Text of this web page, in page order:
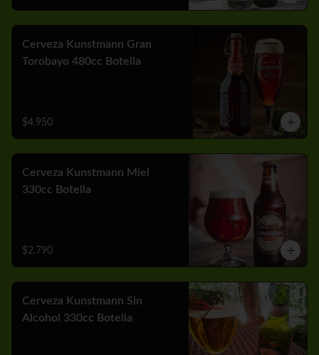
Cerveza Kunstmann Gran
Torobayo 480cc Botella
$4.950
Cerveza Kunstmann Miel
330cc Botella
$2.790
Cerveza Kunstmann Sin
Alcohol 330cc Botella